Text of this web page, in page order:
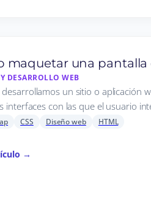
maquetar una
DESARROLLO WEB
un sitio o aplicación
interfaces con las que el usuario
CSS Diseño web HTML
→